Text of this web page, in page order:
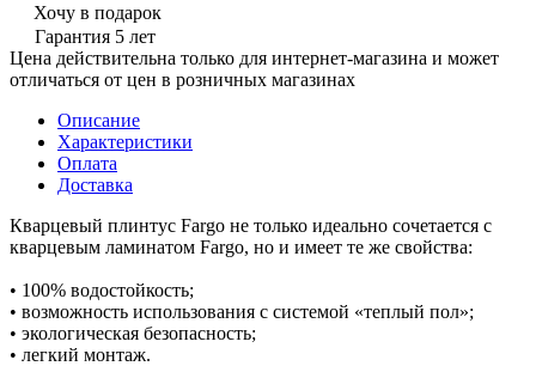
Хочу в подарок
Гарантия 5 лет
Цена действительна только для интернет-магазина и может
отличаться от цен в розничных магазинах
Описание
Характеристики
Оплата
Доставка
Кварцевый плинтус Fargo не только идеально сочетается с
кварцевым ламинатом Fargo, но и имеет те же свойства:
• 100% водостойкость;
• возможность использования с системой «теплый пол»;
• экологическая безопасность;
• легкий монтаж.